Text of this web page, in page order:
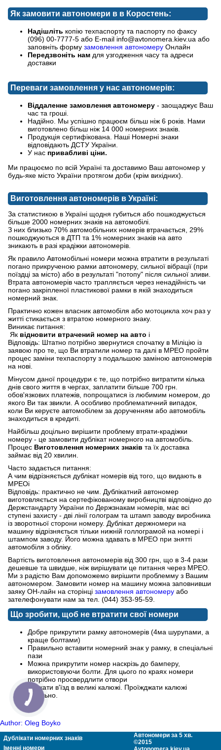
Як замовити автономери в в Коростень:
Надішліть копію техпаспорту та паспорту по факсу
(096) 00-7777-5 або E-mail info@avtonomera.kiev.ua або
заповніть форму замовлення автономеру Онлайн
Передзвоніть нам для узгодження часу та адреси
доставки
Переваги замовлення у нас автономерів:
Віддаленне замовлення автономеру - заощаджує Ваш
час та гроші.
Надійно. Мы успішно працюєм більш ніж 6 років. Нами
виготовлено більш ніж 14 000 номерних знаків.
Продукція сертифікована. Наші Номерні знаки
відповідають ДСТУ України.
У нас привабливі ціни.
Ми працюємо по всій Україні та доставимо Ваш автономер у
будь-яке місто України протягом доби (крім вихідних).
Виготовлення автономерів в Україні:
За статистикою в Україні щодня губиться або пошкоджується
більше 2000 номерних знаків на автомобілі.
З них близько 70% автомобільних номерів втрачається, 29%
пошкоджуються в ДТП та 1% номерних знаків на авто
зникають в разі крадіжки автономерів.
Як правило Автомобільні номери можна втратити в результаті
погано прикрученою рамки автономеру, сильної вібрації (при
поїздці за місто) або в результаті "потопу" після сильної зливи.
Втрата автономерів часто трапляється через ненадійність чи
погано закріпленої пластикової рамки в якій знаходиться
номерний знак.
Практично кожен власник автомобіля або мотоцикла хоч раз у
житті стикається з втратою номерного знаку.
Виникає питання:
Як відновити втрачений номер на авто і
Відповідь: Штатно потрібно звернутися спочатку в Міліцію із
заявою про те, що Ви втратили номер та далі в МРЕО пройти
процес заміни техпаспорту з подальшою заміною автономерів
на нові.
Мінусом даної процедури є те, що потрібно витратити кілька
днів свого життя в чергах, заплатити більше 700 грн.
обов'язкових платежів, попрощатися із любимим номером, до
якого Ви так звикли. А особливо проблематичний випадок,
коли Ви керуєте автомобілем за дорученням або автомобіль
знаходиться в кредиті.
Найбільш доцільно вирішити проблему втрати-крадіжки
номеру - це замовити дублікат номерного на автомобіль.
Процес Виготовлення номерних знаків та їх доставка
займає від 20 хвилин.
Часто задається питання:
А чим відрізняється дублікат номерів від того, що видають в
МРЕОі
Відповідь: практично не чим. Дублікатний автономер
виготовляється на сертефікованому виробництві відповідно до
Держстандарту України по Держзнакам номерів, має всі
ступені захисту - дві лінії голограм та штамп заводу виробника
із зворотньої сторони номеру. Дублікат держномери на
машину відрізняється тільки нижній голлограмой на номері і
штампом заводу. Його можна здавать в МРЕО при знятті
автомобіля з обліку.
Вартість виготовлення автономерів від 300 грн, що в 3-4 рази
дешевше та швидше, ніж вирішувати це питання через МРЕО.
Ми з радістю Вам допоможемо вирішити проблемму з Вашим
автономером. Замовити номер на машину можна заповнивши
заяку ОН-лайн на сторінці замовлення автономеру або
зателефонувати нам за тел. (044) 353-95-59.
Що зробити, щоб не втратити свої номери
Добре прикрутити рамку автономерів (4ма шурупами, а
краще болтами)
Правильно вставити номерний знак у рамку, в спеціальні
пази
Можна прикрутити номер наскрізь до бамперу,
використовуючи болти. Для цього по краях номери
потрібно просвердлити отвори
Уникати в'їзд в великі калюжі. Проїжджати калюжі
повільно.
Author: Oleg Boyko
Дублікати номерних знаків
Іменні номери
Автономери за 5 хв.
©2015